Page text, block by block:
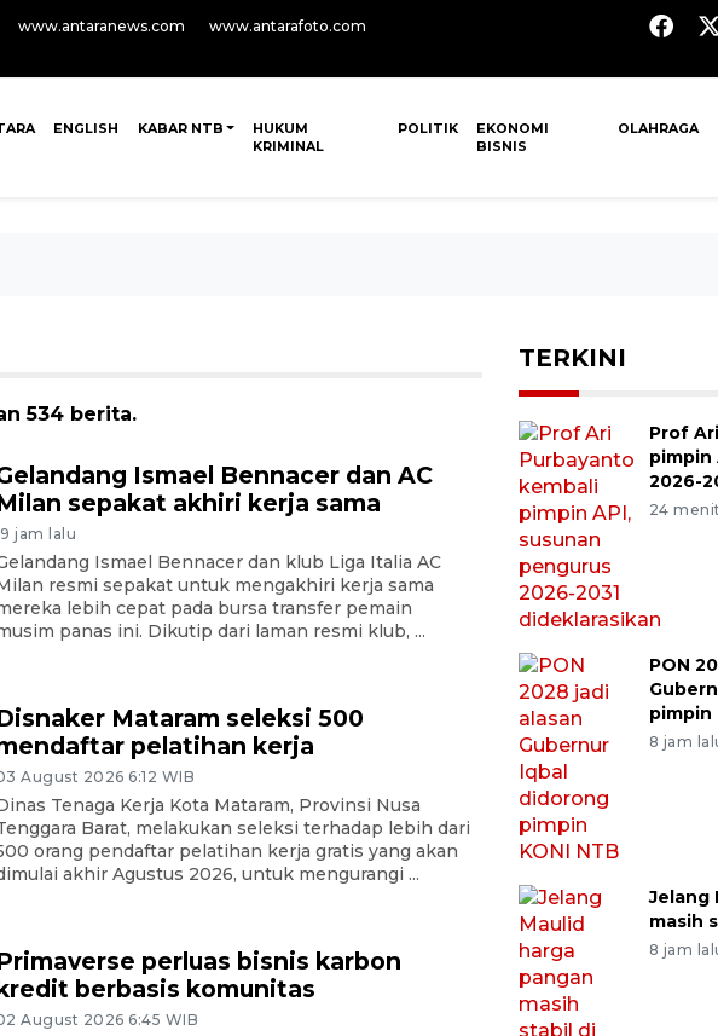
www.antaranews.com www.antarafoto.com
ENGLISH KABAR NTB
HUKUM
KRIMINAL
POLITIK
EKONOMI
BISNIS
OLAHRAGA
534 berita.
Ismael Bennacer dan AC
sepakat akhiri kerja sama
jam lalu
Ismael Bennacer dan klub Liga Italia AC
resmi sepakat untuk mengakhiri kerja sama
lebih cepat pada bursa transfer pemain
panas ini. Dikutip dari laman resmi klub, ...
Mataram seleksi 500
pelatihan kerja
August 2026 6:12 WIB
Tenaga Kerja Kota Mataram, Provinsi Nusa
Barat, melakukan seleksi terhadap lebih dari
orang pendaftar pelatihan kerja gratis yang akan
akhir Agustus 2026, untuk mengurangi ...
perluas bisnis karbon
berbasis komunitas
August 2026 6:45 WIB
TERKINI
Prof
pimpin
2026-
24
PON
pimpin
8 jam
Jelang
masih
8 jam